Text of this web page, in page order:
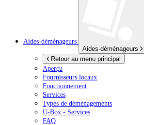
Aides-déménageurs
Aides-déménageurs
Retour au menu principal
Aperçu
Fournisseurs locaux
Fonctionnement
Services
Types de déménagements
U-Box - Services
FAQ